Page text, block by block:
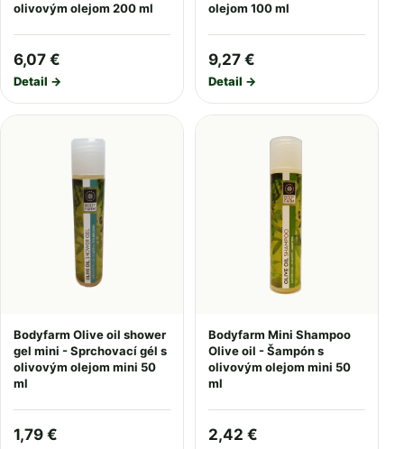
olivovým olejom 200 ml
6,07 €
Detail →
olejom 100 ml
9,27 €
Detail →
Bodyfarm Olive oil shower
gel mini - Sprchovací gél s
olivovým olejom mini 50
ml
1,79 €
Bodyfarm Mini Shampoo
Olive oil - Šampón s
olivovým olejom mini 50
ml
2,42 €